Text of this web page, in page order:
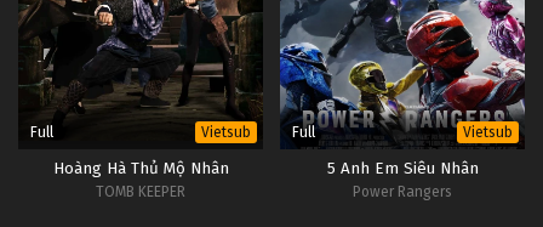
Full Vietsub
Hoàng Hà Thủ Mộ Nhân
TOMB KEEPER
Full Vietsub
5 Anh Em Siêu Nhân
Power Rangers